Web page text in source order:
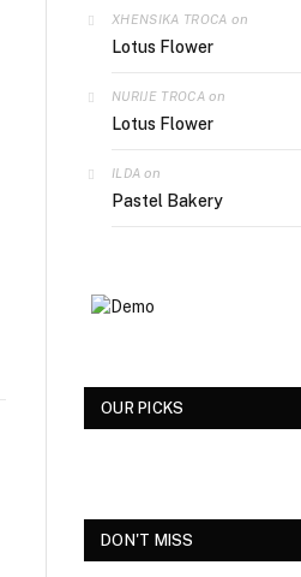
XHENSIKA TROCA on
Lotus Flower
NURIJE TROCAon
Lotus Flower
ILDA on
Pastel Bakery
OUR PICKS
DON'T MISS